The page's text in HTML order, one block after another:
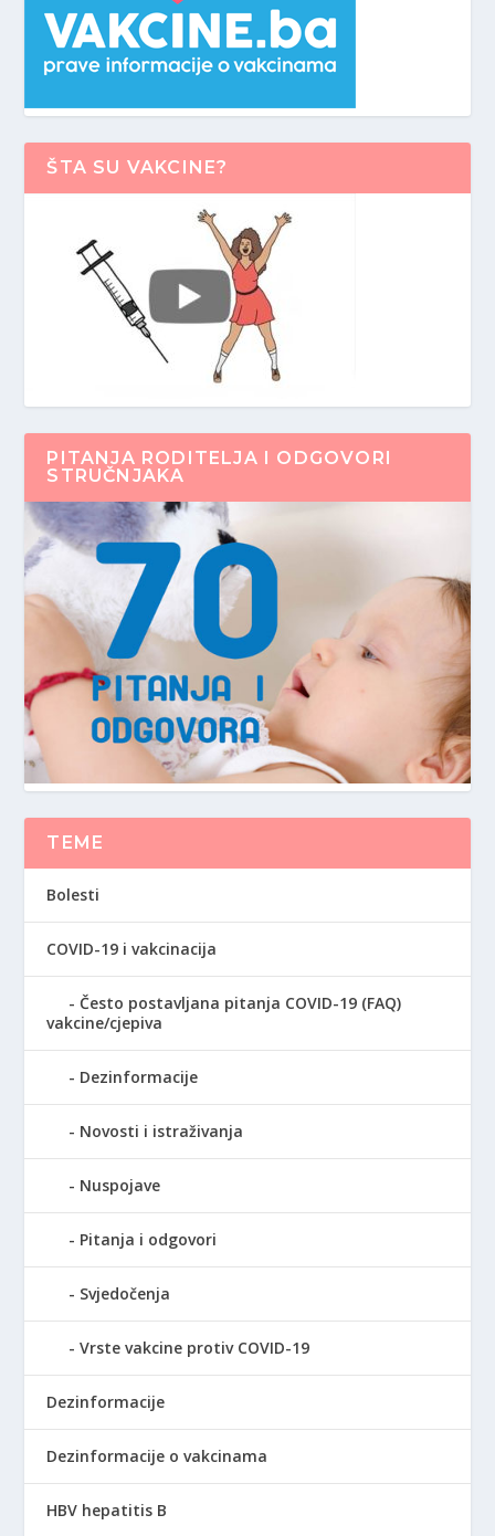
ŠTA SU VAKCINE?
PITANJA RODITELJA I ODGOVORI
STRUČNJAKA
TEME
Bolesti
COVID-19 i vakcinacija
Često postavljana pitanja COVID-19 (FAQ)
vakcine/cjepiva
Dezinformacije
Novosti i istraživanja
Nuspojave
Pitanja i odgovori
Svjedočenja
Vrste vakcine protiv COVID-19
Dezinformacije
Dezinformacije o vakcinama
HBV hepatitis B